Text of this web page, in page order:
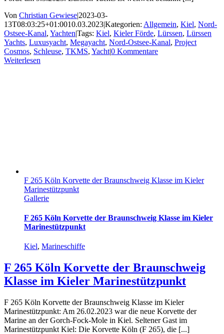
Von Christian Gewiese|2023-03-
13T08:03:25+01:0010.03.2023|Kategorien: Allgemein, Kiel, Nord-
Ostsee-Kanal, Yachten|Tags: Kiel, Kieler Förde, Lürssen, Lürssen
Yachts, Luxusyacht, Megayacht, Nord-Ostsee-Kanal, Project
Cosmos, Schleuse, TKMS, Yacht|0 Kommentare
Weiterlesen
F 265 Köln Korvette der Braunschweig Klasse im Kieler
Marinestützpunkt
Gallerie
F 265 Köln Korvette der Braunschweig Klasse im Kieler
Marinestützpunkt
Kiel, Marineschiffe
F 265 Köln Korvette der Braunschweig
Klasse im Kieler Marinestützpunkt
F 265 Köln Korvette der Braunschweig Klasse im Kieler
Marinestützpunkt: Am 26.02.2023 war die neue Korvette der
Marine an der Gorch-Fock-Mole in Kiel. Seltener Gast im
Marinestützpunkt Kiel: Die Korvette Köln (F 265), die [...]